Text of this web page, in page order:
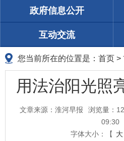
政府信息公开
互动交流
您当前所在的位置是： 首页 >
用法治阳光照
文章来源：淮河早报 浏览量：
09:30
字体大小：【 大